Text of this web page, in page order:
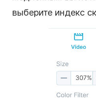
выберите индекс